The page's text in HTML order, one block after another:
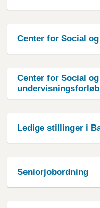
Center for Social
Center for Social
undervisningsforløb
Ledige stillinger i
Seniorjobordning